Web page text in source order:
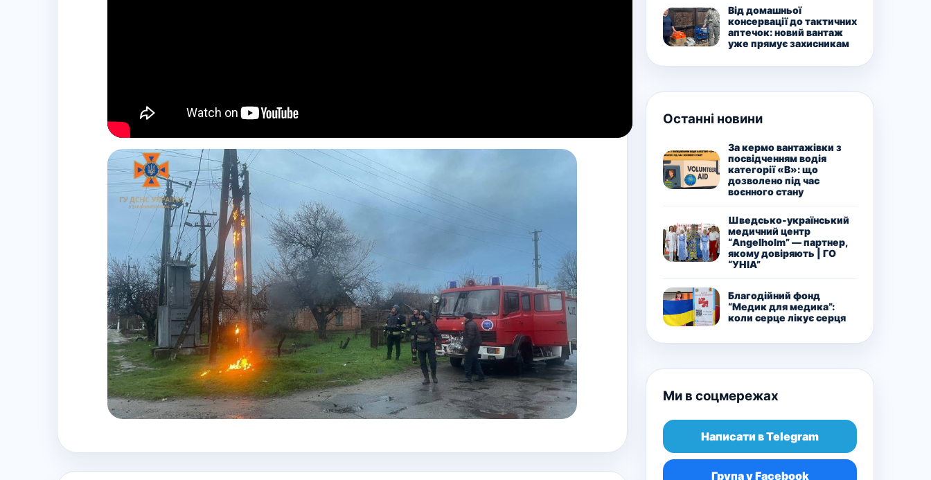
Від домашньої
консервації до тактичних
аптечок: новий вантаж
уже прямує захисникам
Останні новини
За кермо вантажівки з
посвідченням водія
категорії «В»: що
дозволено під час
воєнного стану
Шведсько-український
медичний центр
“Angelholm” — партнер,
якому довіряють | ГО
“УНІА”
Благодійний фонд
“Медик для медика”:
коли серце лікує серця
Ми в соцмережах
Написати в Telegram
Група у Facebook